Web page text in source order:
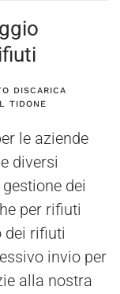
DISCARICA
TIDONE
le aziende
diversi
dei
per rifiuti
dei rifiuti
invio per
alla nostra